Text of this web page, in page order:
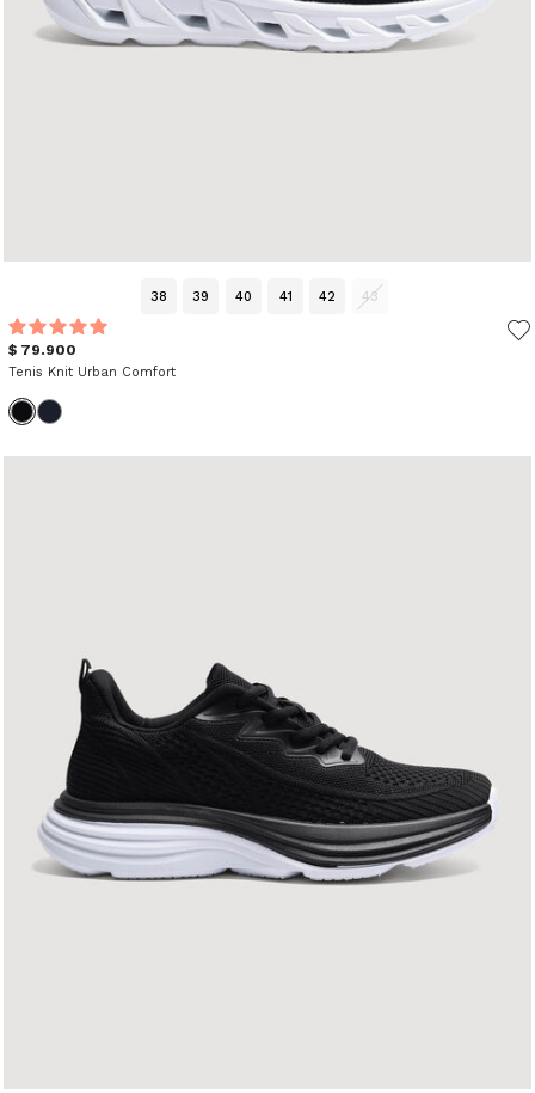
38 39 40 41 42 43
$ 79.900
Tenis Knit Urban Comfort